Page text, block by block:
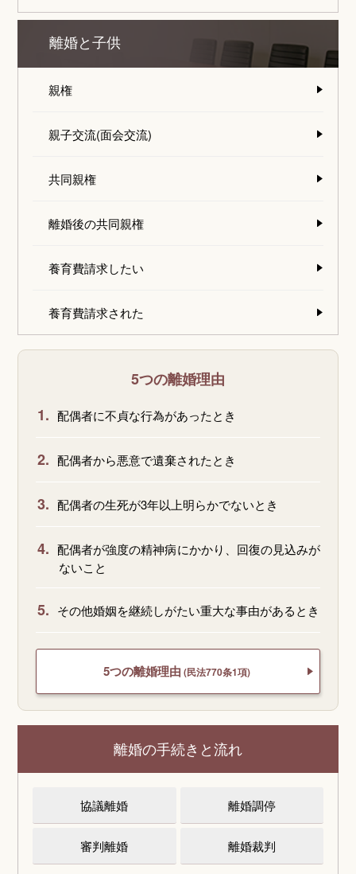
離婚と子供
親権
親子交流(面会交流)
共同親権
離婚後の共同親権
養育費請求したい
養育費請求された
5つの離婚理由
1. 配偶者に不貞な行為があったとき
2. 配偶者から悪意で遺棄されたとき
3. 配偶者の生死が3年以上明らかでないとき
4. 配偶者が強度の精神病にかかり、回復の見込みが
ないこと
5. その他婚姻を継続しがたい重大な事由があるとき
5つの離婚理由 (民法770条1項)
離婚の手続きと流れ
協議離婚 離婚調停
審判離婚 離婚裁判